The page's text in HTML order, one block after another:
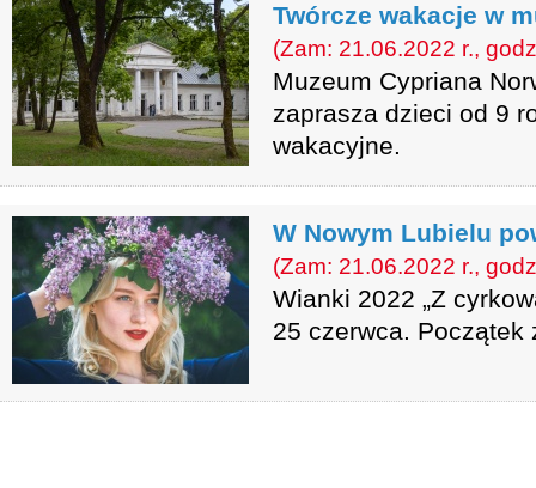
Twórcze wakacje w
(Zam: 21.06.2022 r.,
Muzeum Cypriana
zaprasza dzieci od 9
wakacyjne.
W Nowym Lubielu
(Zam: 21.06.2022 r.,
Wianki 2022 „Z
25 czerwca. Początek